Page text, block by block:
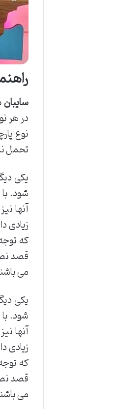
سایبان
در هر
نوع
تحمل
یکی
شود.
آنها
زیادی
که
قصد
می
یکی
شود.
آنها
زیادی
که
قصد
می